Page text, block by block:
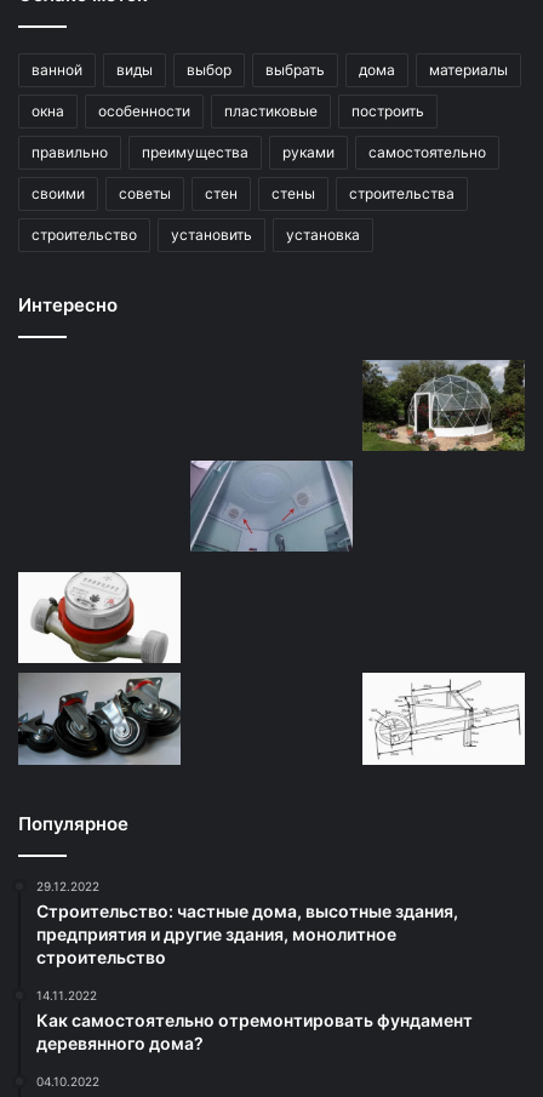
ванной виды выбор выбрать дома материалы
окна особенности пластиковые построить
правильно преимущества руками самостоятельно
своими советы стен стены строительства
строительство установить установка
Интересно
Популярное
29.12.2022
Строительство: частные дома, высотные здания,
предприятия и другие здания, монолитное
строительство
14.11.2022
Как самостоятельно отремонтировать фундамент
деревянного дома?
04.10.2022